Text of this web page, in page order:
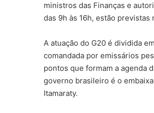
ministros das Finanças e
das 9h às 16h, estão
A atuação do G20 é dividida
comandada por emissários
pontos que formam a agenda
governo brasileiro é o
Itamaraty.